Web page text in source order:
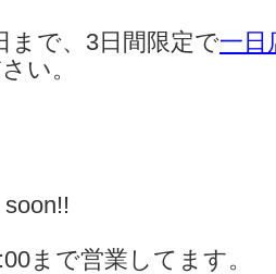
まで、3日間限定で一日
い。
まで営業してます。